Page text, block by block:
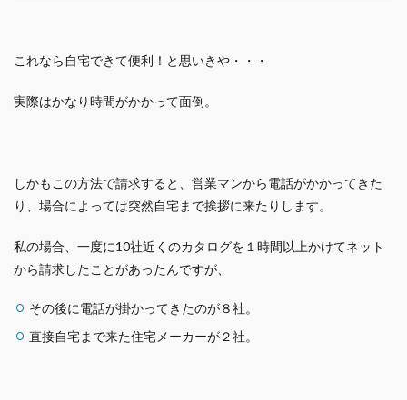
これなら自宅できて便利！と思いきや・・・
実際はかなり時間がかかって面倒。
しかもこの方法で請求すると、営業マンから電話がかかってきた
り、場合によっては突然自宅まで挨拶に来たりします。
私の場合、一度に10社近くのカタログを１時間以上かけてネット
から請求したことがあったんですが、
その後に電話が掛かってきたのが８社。
直接自宅まで来た住宅メーカーが２社。